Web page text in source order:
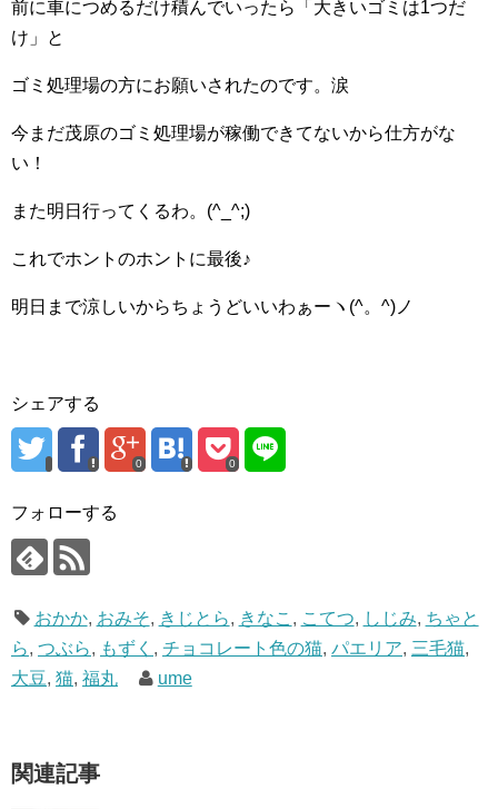
前に車につめるだけ積んでいったら「大きいゴミは1つだ
け」と
ゴミ処理場の方にお願いされたのです。涙
今まだ茂原のゴミ処理場が稼働できてないから仕方がな
い！
また明日行ってくるわ。(^_^;)
これでホントのホントに最後♪
明日まで涼しいからちょうどいいわぁーヽ(^。^)ノ
シェアする
0 0
フォローする
おかか, おみそ, きじとら, きなこ , こてつ, しじみ, ちゃと
ら, つぶら, もずく , チョコレート色の猫, パエリア, 三毛猫,
大豆, 猫, 福丸 ume
関連記事